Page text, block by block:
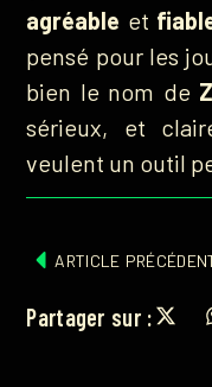
agréable et
pensé pour les
bien le nom de
sérieux, et
veulent un outil
ARTICLE
Partager sur :